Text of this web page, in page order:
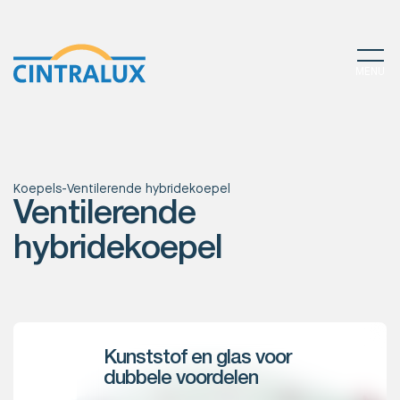
Koepels-Ventilerende hybridekoepel
Ventilerende
hybridekoepel
Kunststof en glas voor
dubbele voordelen